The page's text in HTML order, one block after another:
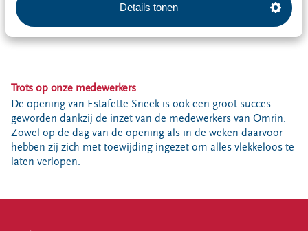
Details tonen
Trots op onze medewerkers
De opening van Estafette Sneek is ook een groot succes
geworden dankzij de inzet van de medewerkers van Omrin.
Zowel op de dag van de opening als in de weken daarvoor
hebben zij zich met toewijding ingezet om alles vlekkeloos te
laten verlopen.